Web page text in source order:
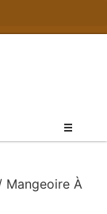
Mangeoire À